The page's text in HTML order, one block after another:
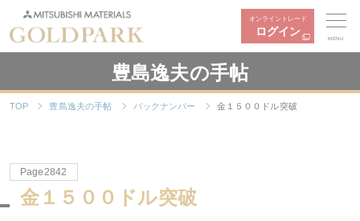
オンライントレード
ログイン
MENU
豊島逸夫の手帖
TOP 豊島逸夫の手帖 バックナンバー 金１５００ドル突破
Page2842
金１５００ドル突破